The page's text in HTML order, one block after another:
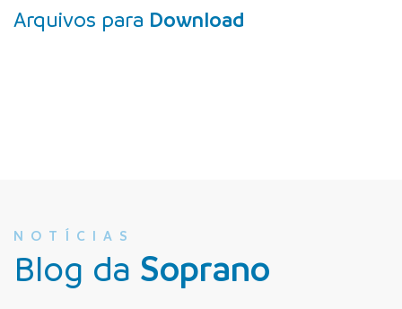
Arquivos para Download
NOTÍCIAS
Blog da Soprano